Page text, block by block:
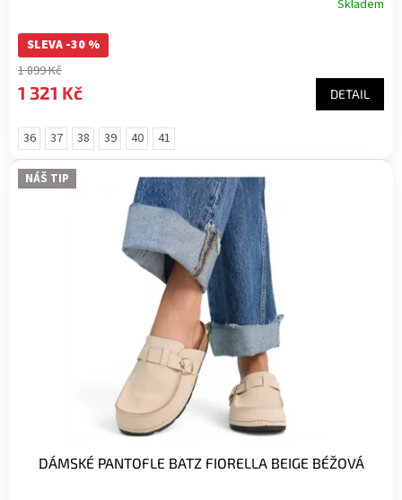
Skladem
SLEVA -30 %
1 899 Kč
1 321 Kč DETAIL
36 37 38 39 40 41
NÁŠ TIP
DÁMSKÉ PANTOFLE BATZ FIORELLA BEIGE BÉŽOVÁ